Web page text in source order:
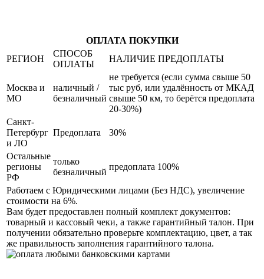
ОПЛАТА ПОКУПКИ
РЕГИОН
СПОСОБ
ОПЛАТЫ
НАЛИЧИЕ ПРЕДОПЛАТЫ
Москва и
МО
наличный /
безналичный
не требуется (если сумма свыше 50
тыс руб, или удалённость от МКАД
свыше 50 км, то берётся предоплата
20-30%)
Санкт-
Петербург
и ЛО
Предоплата 30%
Остальные
регионы
РФ
только
безналичный
предоплата 100%
Работаем с Юридическими лицами (Без НДС), увеличение
стоимости на 6%.
Вам будет предоставлен полный комплект документов:
товарный и кассовый чеки, а также гарантийный талон. При
получении обязательно проверьте комплектацию, цвет, а так
же правильность заполнения гарантийного талона.